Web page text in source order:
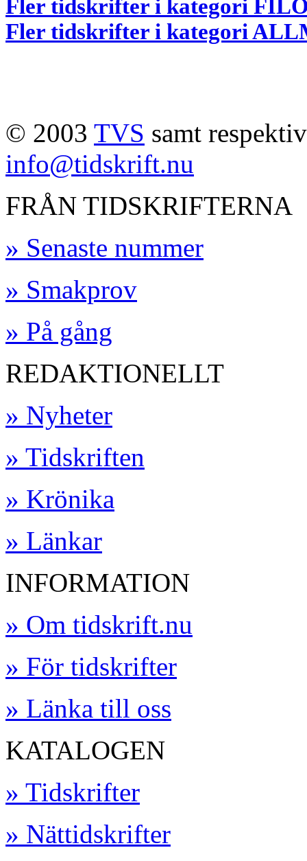
Fler tidskrifter i kategori
Fler tidskrifter i kategori
© 2003 TVS samt
info@tidskrift.nu
FRÅN TIDSKRIFTERNA
» Senaste nummer
» Smakprov
» På gång
REDAKTIONELLT
» Nyheter
» Tidskriften
» Krönika
» Länkar
INFORMATION
» Om tidskrift.nu
» För tidskrifter
» Länka till oss
KATALOGEN
» Tidskrifter
» Nättidskrifter